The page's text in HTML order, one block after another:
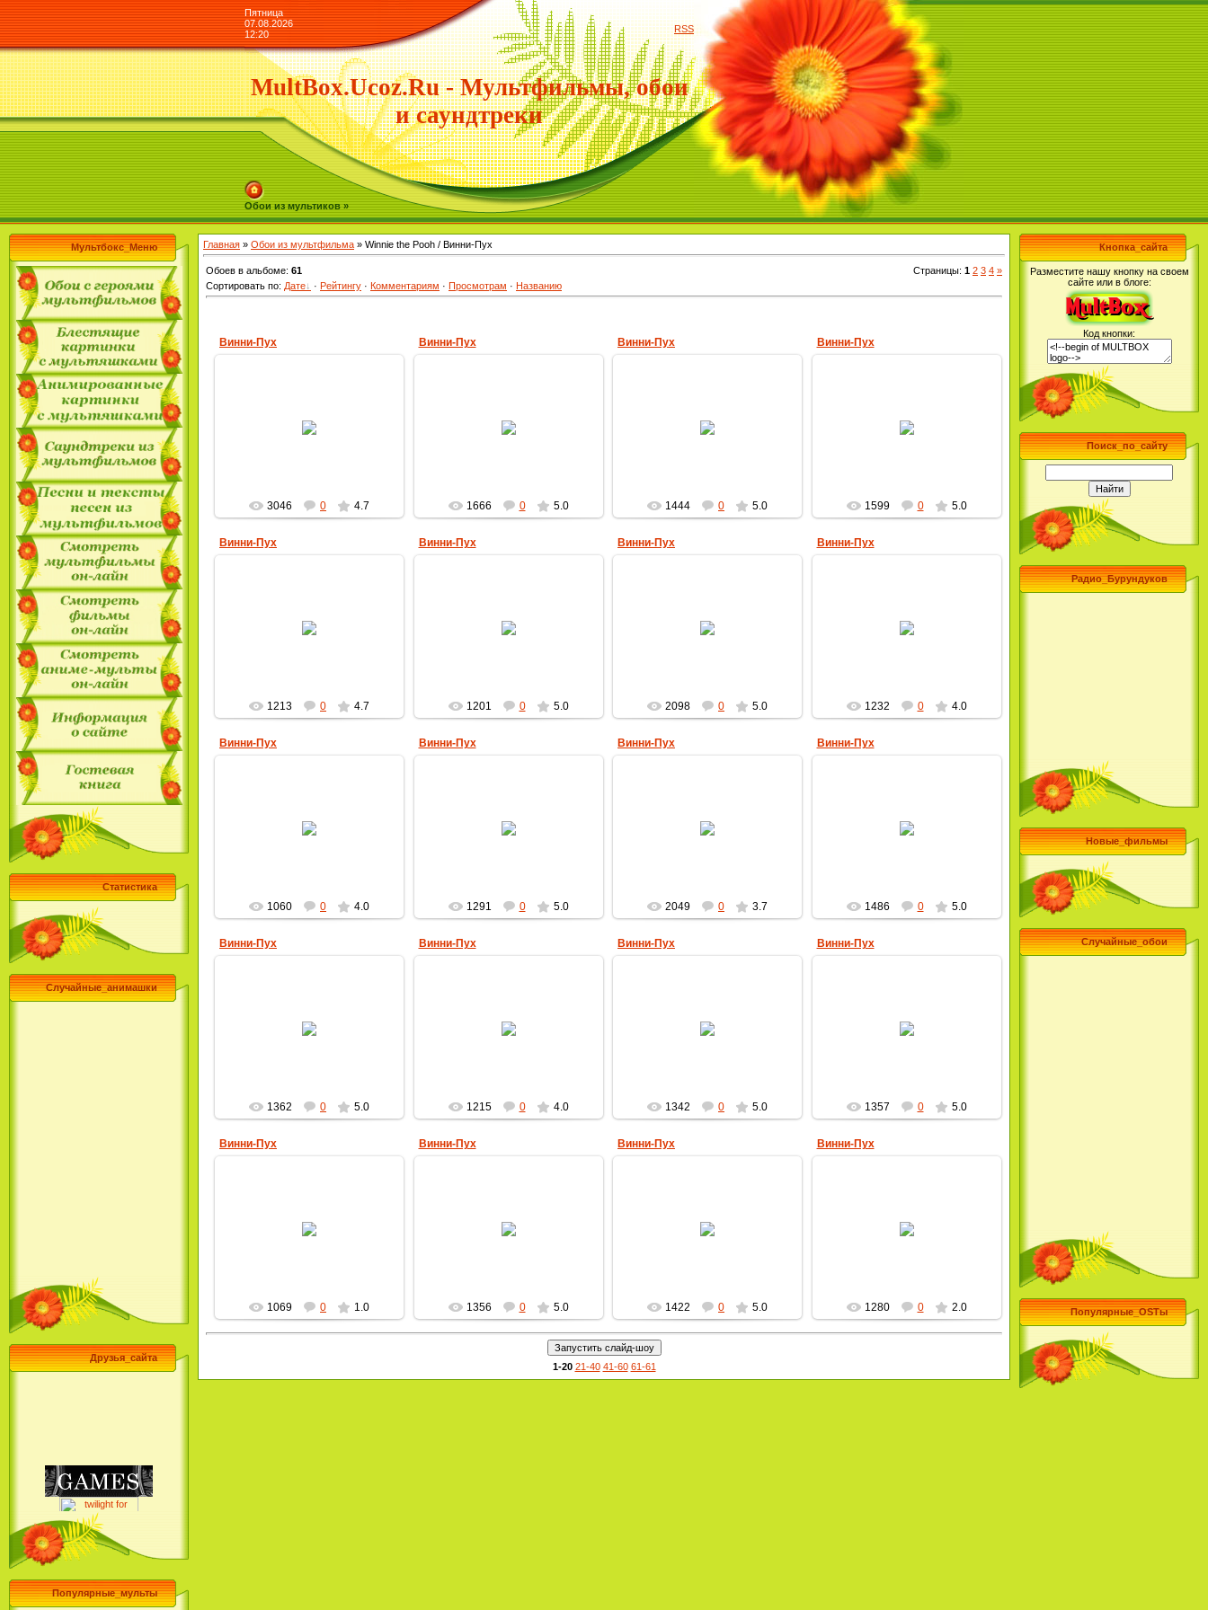
Пятница
07.08.2026
12:20
RSS
MultBox.Ucoz.Ru - Мультфильмы, обои
и саундтреки
Обои из мультиков »
Мультбокс_Меню
Статистика
Случайные_анимашки
Друзья_сайта
Популярные_мульты
Главная » Обои из мультфильма » Winnie the Pooh / Винни-Пух
Обоев в альбоме: 61 Страницы: 1 2 3 4 »
Сортировать по: Дате · Рейтингу · Комментариям · Просмотрам · Названию
Винни-Пух
3046 0 4.7
Винни-Пух
1666 0 5.0
Винни-Пух
1444 0 5.0
Винни-Пух
1599 0 5.0
Винни-Пух
1213 0 4.7
Винни-Пух
1201 0 5.0
Винни-Пух
2098 0 5.0
Винни-Пух
1232 0 4.0
Винни-Пух
1060 0 4.0
Винни-Пух
1291 0 5.0
Винни-Пух
2049 0 3.7
Винни-Пух
1486 0 5.0
Винни-Пух
1362 0 5.0
Винни-Пух
1215 0 4.0
Винни-Пух
1342 0 5.0
Винни-Пух
1357 0 5.0
Винни-Пух
1069 0 1.0
Винни-Пух
1356 0 5.0
Винни-Пух
1422 0 5.0
Винни-Пух
1280 0 2.0
1-20 21-40 41-60 61-61
Кнопка_сайта
Разместите нашу кнопку на своем
сайте или в блоге:
Код кнопки:
Поиск_по_сайту
Радио_Бурундуков
Новые_фильмы
Случайные_обои
Популярные_OSTы